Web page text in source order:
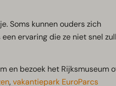
Soms kunnen ouders zich
ervaring die ze niet snel
en bezoek het Rijksmuseum
,vakantiepark EuroParcs